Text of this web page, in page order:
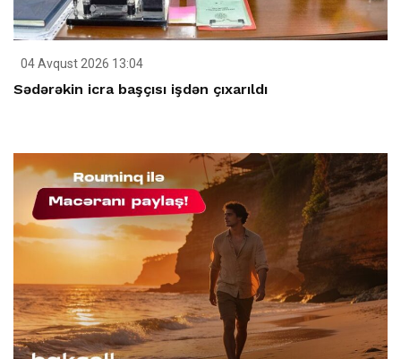
04 Avqust 2026 13:04
Sədərəkin icra başçısı işdən çıxarıldı